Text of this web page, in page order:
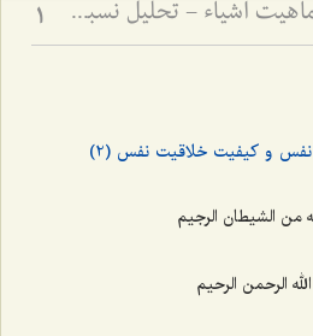
اصالت وجود و تبیین ماهیت اشیاء - تحلیل نسبت میان وجود واحد و کثرت ماهیات خارجی 1
و کیفیت خلاقیت نفس (2)
من الشیطان الرجیم
الرحمن الرحیم